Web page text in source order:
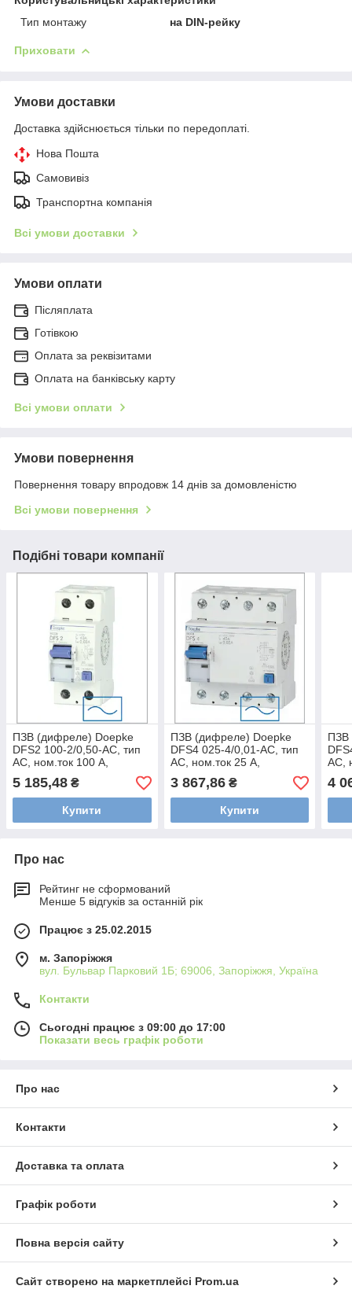
Тип монтажу
на DIN-рейку
Приховати
Умови доставки
Доставка здійснюється тільки по передоплаті.
Нова Пошта
Самовивіз
Транспортна компанія
Всі умови доставки
Умови оплати
Післяплата
Готівкою
Оплата за реквізитами
Оплата на банківську карту
Всі умови оплати
Умови повернення
Повернення товару впродовж 14 днів за домовленістю
Всі умови повернення
Подібні товари компанії
ПЗВ (дифреле) Doepke
DFS2 100-2/0,50-AC, тип
AC, ном.ток 100 А,
dp09167602
5 185,48 ₴
Купити
ПЗВ (дифреле) Doepke
DFS4 025-4/0,01-AC, тип
AC, ном.ток 25 А,
dp09122902
3 867,86₴
Купити
ПЗВ
AC,
4
Про нас
Рейтинг не сформований
Менше 5 відгуків за останній рік
Працює з 25.02.2015
м. Запоріжжя
вул. Бульвар Парковий 1Б; 69006, Запоріжжя, Україна
Контакти
Сьогодні працює з 09:00 до 17:00
Показати весь графік роботи
Про нас
Контакти
Доставка та оплата
Графік роботи
Повна версія сайту
Сайт створено на маркетплейсі Prom.ua